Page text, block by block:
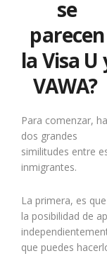
se
parecen
la Visa U
VAWA?
Para comenzar,
dos grandes
similitudes entre
inmigrantes.
La primera, es
la posibilidad de
que puedes